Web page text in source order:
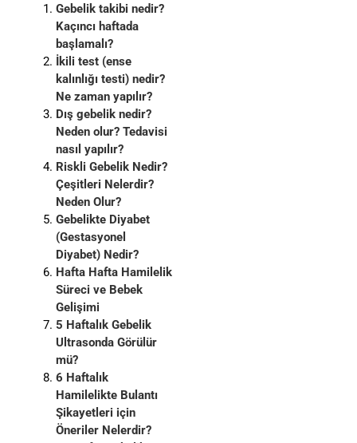
Gebelik takibi nedir?
Kaçıncı haftada
başlamalı?
İkili test (ense
kalınlığı testi) nedir?
Ne zaman yapılır?
Dış gebelik nedir?
Neden olur? Tedavisi
nasıl yapılır?
Riskli Gebelik Nedir?
Çeşitleri Nelerdir?
Neden Olur?
Gebelikte Diyabet
(Gestasyonel
Diyabet) Nedir?
Hafta Hafta Hamilelik
Süreci ve Bebek
Gelişimi
5 Haftalık Gebelik
Ultrasonda Görülür
mü?
6 Haftalık
Hamilelikte Bulantı
Şikayetleri için
Öneriler Nelerdir?